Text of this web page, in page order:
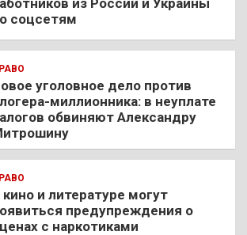
соцсетям
уголовное дело против
миллионника: в неуплате
обвиняют Александру
кино и литературе могут
предупреждения о
с наркотиками